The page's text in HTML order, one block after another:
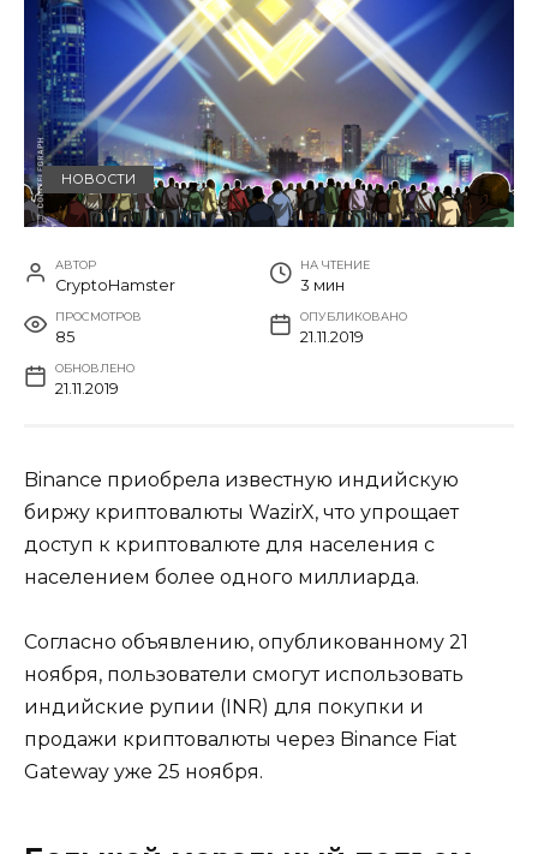
НОВОСТИ
АВТОР
CryptoHamster
НА ЧТЕНИЕ
3 мин
ПРОСМОТРОВ
85
ОПУБЛИКОВАНО
21.11.2019
ОБНОВЛЕНО
21.11.2019
Binance приобрела известную индийскую
биржу криптовалюты WazirX, что упрощает
доступ к криптовалюте для населения с
населением более одного миллиарда.
Согласно объявлению, опубликованному 21
ноября, пользователи смогут использовать
индийские рупии (INR) для покупки и
продажи криптовалюты через Binance Fiat
Gateway уже 25 ноября.